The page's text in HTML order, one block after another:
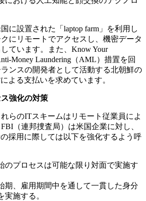
に設置された「 laptop farm 」を利用し
にリモートでアクセスし、機密データ
ています。また、 Know Your
Money Laundering （AML）措置を回
ンスの開発者として活動する北朝鮮の
よる支払いを求めています。
強化の対策
らのITスキームはリモート従業員によ
FBI （連邦捜査局）は米国企業に対し、
採用に際しては以下を強化するよう呼
のプロセスは可能な限り対面で実施す
期、雇用期間中を通して一貫した身分
実施する。